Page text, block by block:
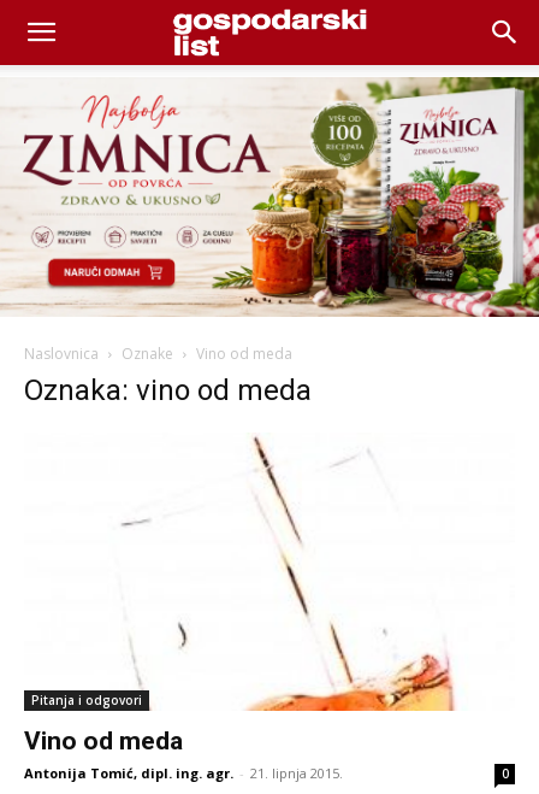
Naslovnica Oznake Vino od meda
Oznaka: vino od meda
Pitanja i odgovori
Vino od meda
Antonija Tomić, dipl. ing. agr. - 21. lipnja 2015. 0